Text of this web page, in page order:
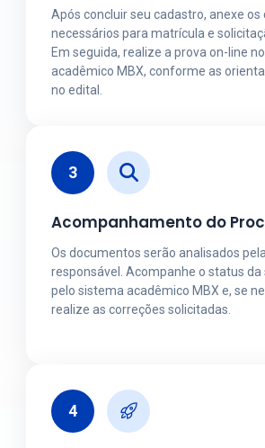
Após concluir seu cadastro, anexe
necessários para matrícula e
Em seguida, realize a prova on-line
acadêmico MBX, conforme as
no edital.
3
Acompanhamento do
Os documentos serão analisados
responsável. Acompanhe o status da
pelo sistema acadêmico MBX e, se
realize as correções solicitadas.
4